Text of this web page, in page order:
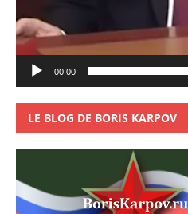
00:00
LE BLOG DE BORIS KARPOV